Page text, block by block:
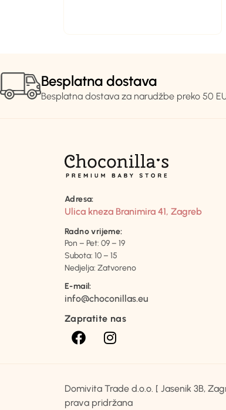
Besplatna dostava
Besplatna dostava za narudžbe preko 50
Adresa:
Ulica kneza Branimira 41, Zagreb
Radno vrijeme:
Pon – Pet: 09 – 19
Subota: 10 – 15
Nedjelja: Zatvoreno
E-mail:
info@choconillas.eu
Zapratite nas
Domivita Trade d.o.o. [ Jasenik 3B,
prava pridržana